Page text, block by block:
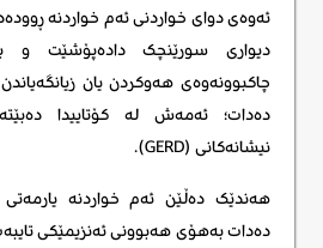
ئەوەی دوای خواردنی ئەم خواردنە
دیواری سورێنچک دادەپۆشێت و
چاکبوونەوەی هەوکردن یان
دەدات؛ ئەمەش لە کۆتاییدا
نیشانەکانی (GERD).
هەندێک دەڵێن ئەم خواردنە
دەدات بەهۆی هەبوونی ئەنزیمێکی